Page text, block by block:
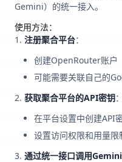
Gemini）的统一接入。
使用方法：
注册聚合平台：
创建OpenRouter账户
可能需要关联自己的
获取聚合平台的API密钥：
在平台设置中创建API
设置访问权限和用量限
通过统一接口调用Gemini